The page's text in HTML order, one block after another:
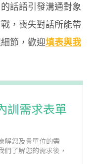
話語引發溝通對象
，喪失對話所能帶
節，歡迎填表與我